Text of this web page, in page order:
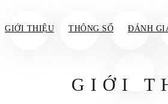
GIỚI THIỆU THÔNG SỐ ĐÁNH
GIỚI